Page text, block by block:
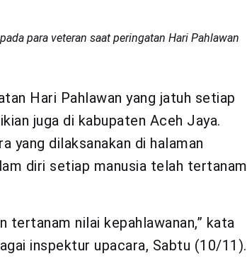
para veteran saat peringatan Hari Pahlawan
Hari Pahlawan yang jatuh setiap
juga di kabupaten Aceh Jaya.
yang dilaksanakan di halaman
diri setiap manusia telah tertanam
tertanam nilai kepahlawanan,” kata
inspektur upacara, Sabtu (10/11).